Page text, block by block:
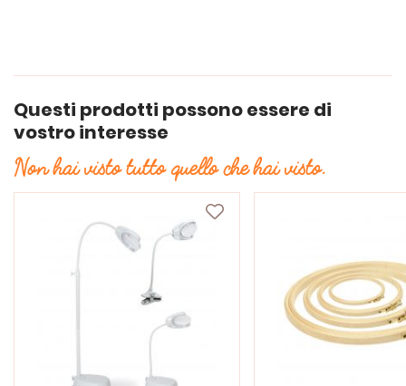
Questi prodotti possono essere di
vostro interesse
Non hai visto tutto quello che hai visto.